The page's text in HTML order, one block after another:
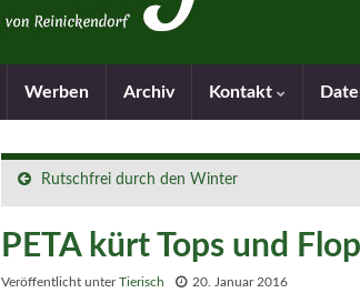
Werben Archiv Kontakt
Rutschfrei durch den Winter
PETA kürt Tops und
Veröffentlicht unterTierisch 20. Januar 2016